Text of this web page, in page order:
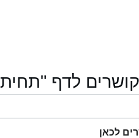
לדף
לכאן